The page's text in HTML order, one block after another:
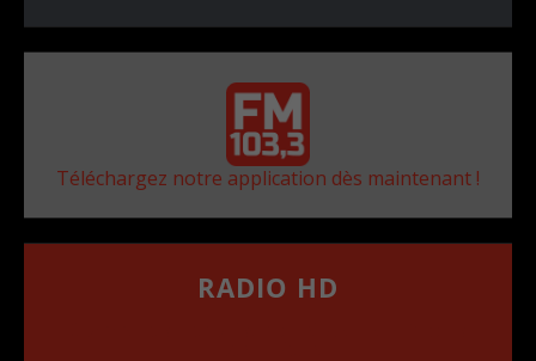
Téléchargez notre application dès maintenant !
RADIO HD